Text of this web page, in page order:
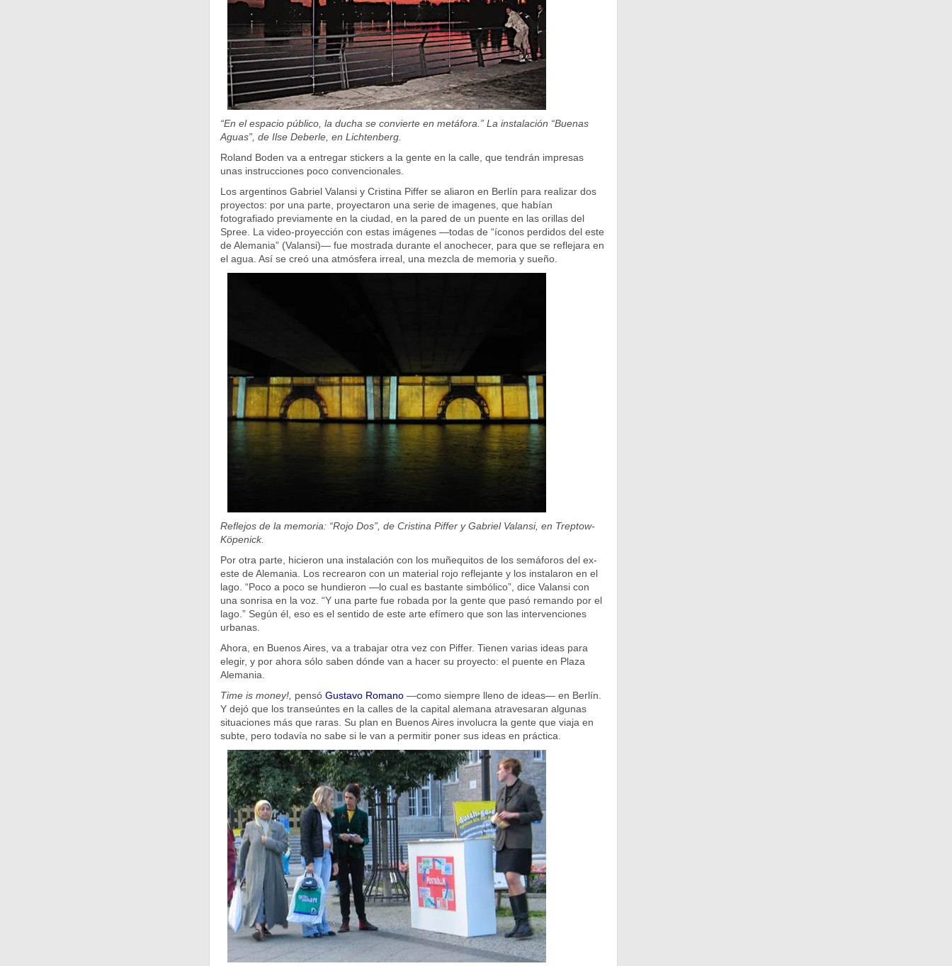
“En el espacio público, la ducha se convierte en metáfora.” La instalación “Buenas
Aguas”, de Ilse Deberle, en Lichtenberg.
Roland Boden va a entregar stickers a la gente en la calle, que tendrán impresas
unas instrucciones poco convencionales.
Los argentinos Gabriel Valansi y Cristina Piffer se aliaron en Berlín para realizar dos
proyectos: por una parte, proyectaron una serie de imagenes, que habían
fotografiado previamente en la ciudad, en la pared de un puente en las orillas del
Spree. La video-proyección con estas imágenes —todas de “íconos perdidos del este
de Alemania” (Valansi)— fue mostrada durante el anochecer, para que se reflejara en
el agua. Así se creó una atmósfera irreal, una mezcla de memoria y sueño.
Reflejos de la memoria: “Rojo Dos”, de Cristina Piffer y Gabriel Valansi, en Treptow-
Köpenick.
Por otra parte, hicieron una instalación con los muñequitos de los semáforos del ex-
este de Alemania. Los recrearon con un material rojo reflejante y los instalaron en el
lago. “Poco a poco se hundieron —lo cual es bastante simbólico”, dice Valansi con
una sonrisa en la voz. “Y una parte fue robada por la gente que pasó remando por el
lago.” Según él, eso es el sentido de este arte efímero que son las intervenciones
urbanas.
Ahora, en Buenos Aires, va a trabajar otra vez con Piffer. Tienen varias ideas para
elegir, y por ahora sólo saben dónde van a hacer su proyecto: el puente en Plaza
Alemania.
Time is money!, pensó Gustavo Romano—como siempre lleno de ideas— en Berlín.
Y dejó que los transeúntes en la calles de la capital alemana atravesaran algunas
situaciones más que raras. Su plan en Buenos Aires involucra la gente que viaja en
subte, pero todavía no sabe si le van a permitir poner sus ideas en práctica.